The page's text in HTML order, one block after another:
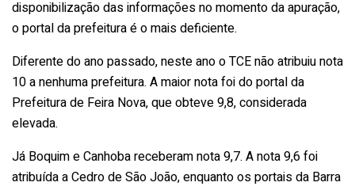
disponibilização das informações no momento da apuração,
o portal da prefeitura é o mais deficiente.
Diferente do ano passado, neste ano o TCE não atribuiu nota
10 a nenhuma prefeitura. A maior nota foi do portal da
Prefeitura de Feira Nova, que obteve 9,8, considerada
elevada.
Já Boquim e Canhoba receberam nota 9,7. A nota 9,6 foi
atribuída a Cedro de São João, enquanto os portais da Barra